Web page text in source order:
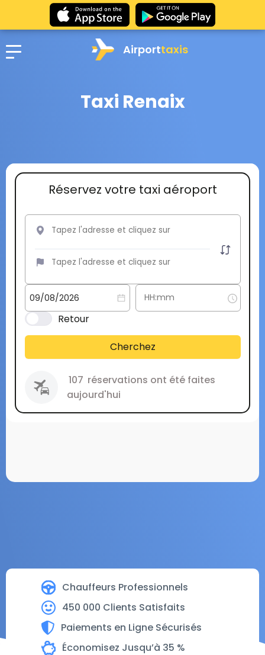
Airporttaxis
Taxi Renaix
Chauffeurs Professionnels
450 000 Clients Satisfaits
Paiements en Ligne Sécurisés
Économisez Jusqu’à 35 %
Réservez votre taxi aéroport
Retour
Cherchez
107 réservations ont été faites
aujourd'hui